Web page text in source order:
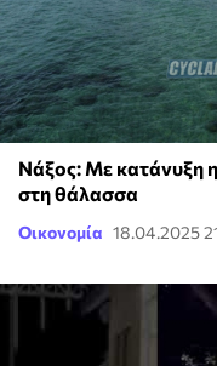
Νάξος: Με κατάνυξη
στη θάλασσα
Οικονομία 18.04.2025